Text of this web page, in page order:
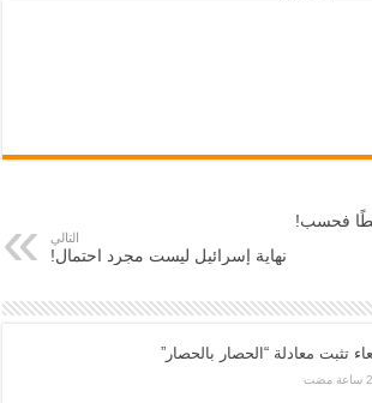
فحسب!
التالي
نهاية إسرائيل ليست مجرد احتمال!
تثبت معادلة “الحصار بالحصار”